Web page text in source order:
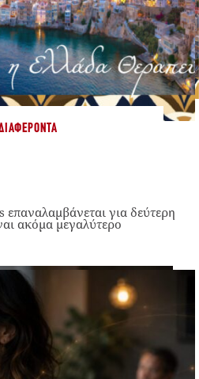
για δεύτερη
ακόμα μεγαλύτερο